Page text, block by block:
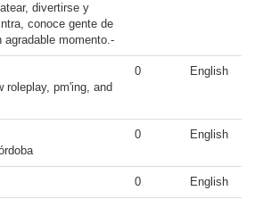
divertirse y
conoce gente de
agradable momento.-
roleplay, pm'ing, and
0 English
0 English
0 English